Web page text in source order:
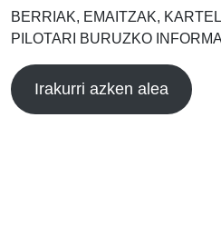
BERRIAK, EMAITZAK,
PILOTARI BURUZKO
Irakurri azken alea